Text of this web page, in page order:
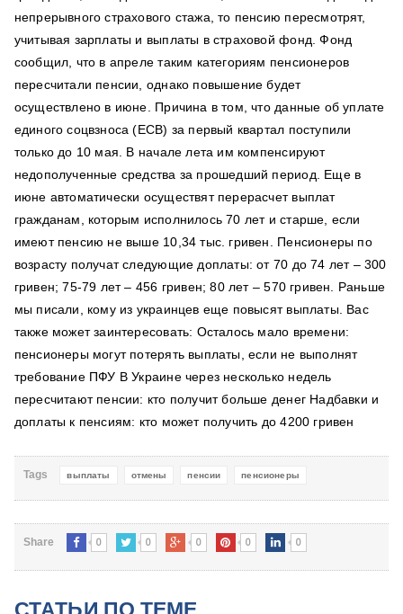
непрерывного страхового стажа, то пенсию пересмотрят,
учитывая зарплаты и выплаты в страховой фонд. Фонд
сообщил, что в апреле таким категориям пенсионеров
пересчитали пенсии, однако повышение будет
осуществлено в июне. Причина в том, что данные об уплате
единого соцвзноса (ЕСВ) за первый квартал поступили
только до 10 мая. В начале лета им компенсируют
недополученные средства за прошедший период. Еще в
июне автоматически осуществят перерасчет выплат
гражданам, которым исполнилось 70 лет и старше, если
имеют пенсию не выше 10,34 тыс. гривен. Пенсионеры по
возрасту получат следующие доплаты: от 70 до 74 лет – 300
гривен; 75-79 лет – 456 гривен; 80 лет – 570 гривен. Раньше
мы писали, кому из украинцев еще повысят выплаты. Вас
также может заинтересовать: Осталось мало времени:
пенсионеры могут потерять выплаты, если не выполнят
требование ПФУ В Украине через несколько недель
пересчитают пенсии: кто получит больше денег Надбавки и
доплаты к пенсиям: кто может получить до 4200 гривен
Tags выплаты отмены пенсии пенсионеры
Share 0 0 0 0 0